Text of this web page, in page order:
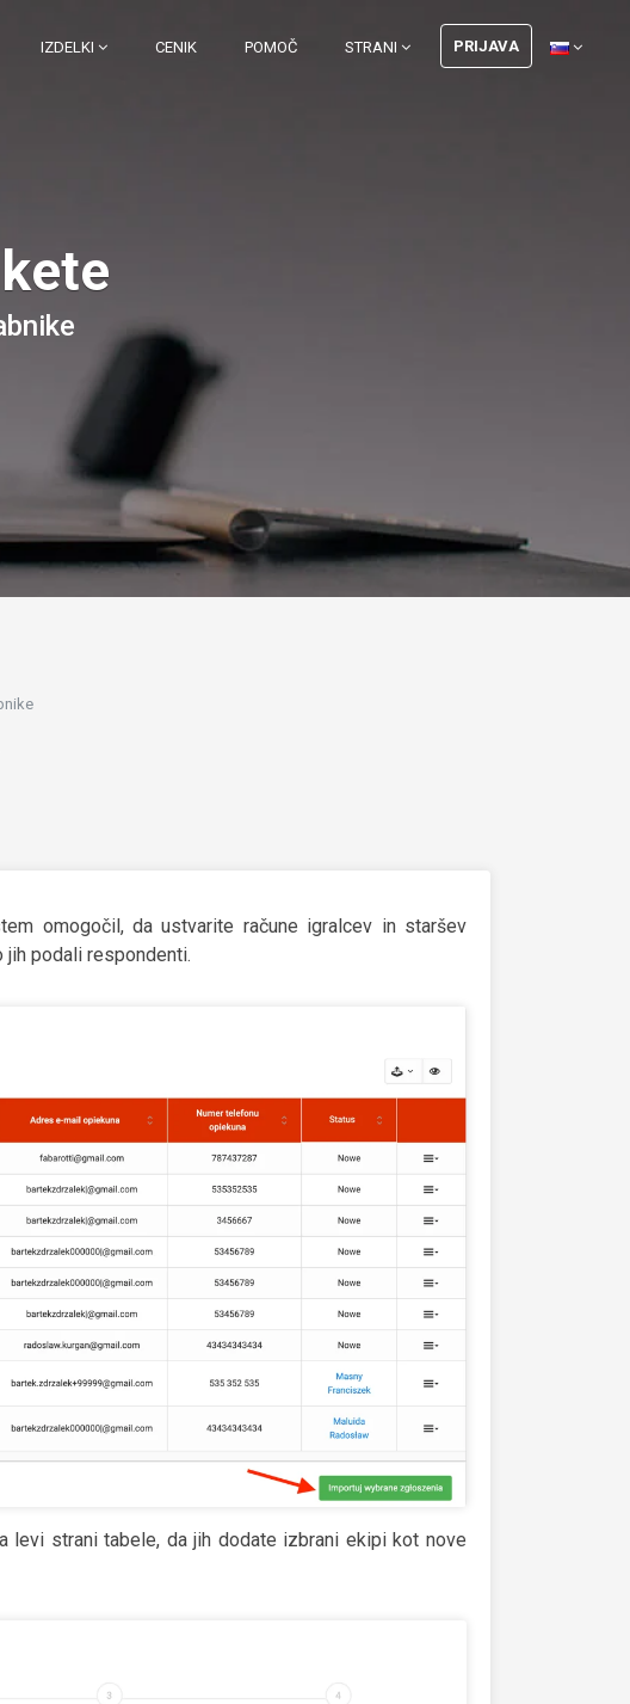
IZDELKI CENIK POMOČ STRANI PRIJAVA
omogočil, da ustvarite račune igralcev in staršev
podali respondenti.
levi strani tabele, da jih dodate izbrani ekipi kot nove